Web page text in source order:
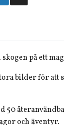
skogen på ett
bilder för att
50
och äventyr.